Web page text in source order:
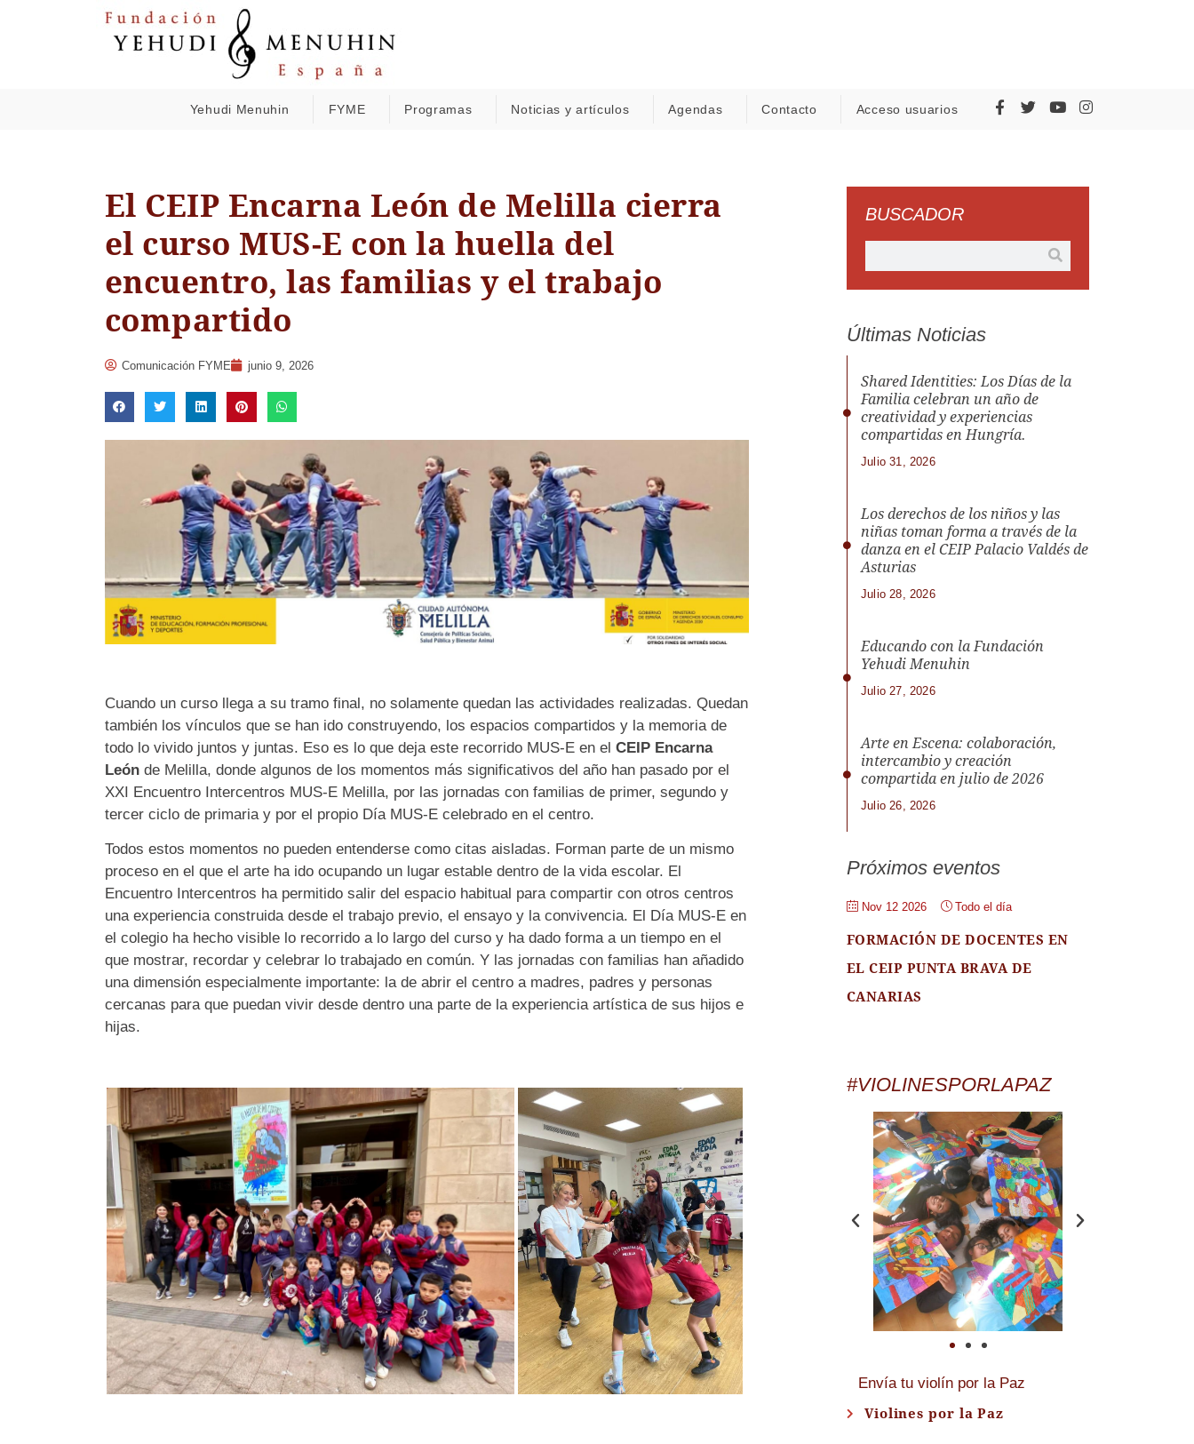
Yehudi Menuhin FYME Programas Noticias y artículos Agendas Contacto Acceso usuarios
El CEIP Encarna León de Melilla cierra
el curso MUS-E con la huella del
encuentro, las familias y el trabajo
compartido
Comunicación FYME junio 9, 2026
Cuando un curso llega a su tramo final, no solamente quedan las actividades realizadas. Quedan
también los vínculos que se han ido construyendo, los espacios compartidos y la memoria de
todo lo vivido juntos y juntas. Eso es lo que deja este recorrido MUS-E en el CEIP Encarna
Leónde Melilla, donde algunos de los momentos más significativos del año han pasado por el
XXI Encuentro Intercentros MUS-E Melilla, por las jornadas con familias de primer, segundo y
tercer ciclo de primaria y por el propio Día MUS-E celebrado en el centro.
Todos estos momentos no pueden entenderse como citas aisladas. Forman parte de un mismo
proceso en el que el arte ha ido ocupando un lugar estable dentro de la vida escolar. El
Encuentro Intercentros ha permitido salir del espacio habitual para compartir con otros centros
una experiencia construida desde el trabajo previo, el ensayo y la convivencia. El Día MUS-E en
el colegio ha hecho visible lo recorrido a lo largo del curso y ha dado forma a un tiempo en el
que mostrar, recordar y celebrar lo trabajado en común. Y las jornadas con familias han añadido
una dimensión especialmente importante: la de abrir el centro a madres, padres y personas
cercanas para que puedan vivir desde dentro una parte de la experiencia artística de sus hijos e
hijas.
BUSCADOR
Últimas Noticias
Shared Identities: Los Días de la
Familia celebran un año de
creatividad y experiencias
compartidas en Hungría.
Julio 31, 2026
Los derechos de los niños y las
niñas toman forma a través de la
danza en el CEIP Palacio Valdés de
Asturias
Julio 28, 2026
Educando con la Fundación
Yehudi Menuhin
Julio 27, 2026
Arte en Escena: colaboración,
intercambio y creación
compartida en julio de 2026
Julio 26, 2026
Próximos eventos
Nov 12 2026 Todo el día
FORMACIÓN DE DOCENTES EN
EL CEIP PUNTA BRAVA DE
CANARIAS
#VIOLINESPORLAPAZ
Envía tu violín por la Paz
Violines por la Paz